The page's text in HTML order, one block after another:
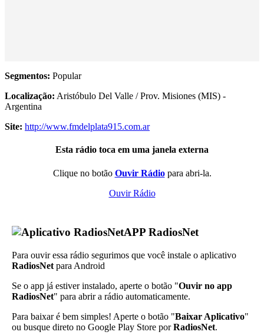
Segmentos: Popular
Localização: Aristóbulo Del Valle / Prov. Misiones (MIS) -
Argentina
Site: http://www.fmdelplata915.com.ar
Esta rádio toca em uma janela externa
Clique no botão Ouvir Rádiopara abri-la.
Ouvir Rádio
APP RadiosNet
Para ouvir essa rádio segurimos que você instale o aplicativo
RadiosNet para Android
Se o app já estiver instalado, aperte o botão "Ouvir no app
RadiosNet" para abrir a rádio automaticamente.
Para baixar é bem simples! Aperte o botão "Baixar Aplicativo"
ou busque direto no Google Play Store porRadiosNet.